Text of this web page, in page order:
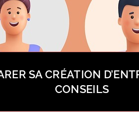
SA CRÉATION
CONSEILS